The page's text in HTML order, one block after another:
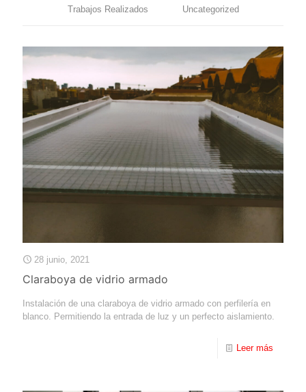
Trabajos Realizados Uncategorized
28 junio, 2021
Claraboya de vidrio armado
Instalación de una claraboya de vidrio armado con perfilería en
blanco. Permitiendo la entrada de luz y un perfecto aislamiento.
Leer más